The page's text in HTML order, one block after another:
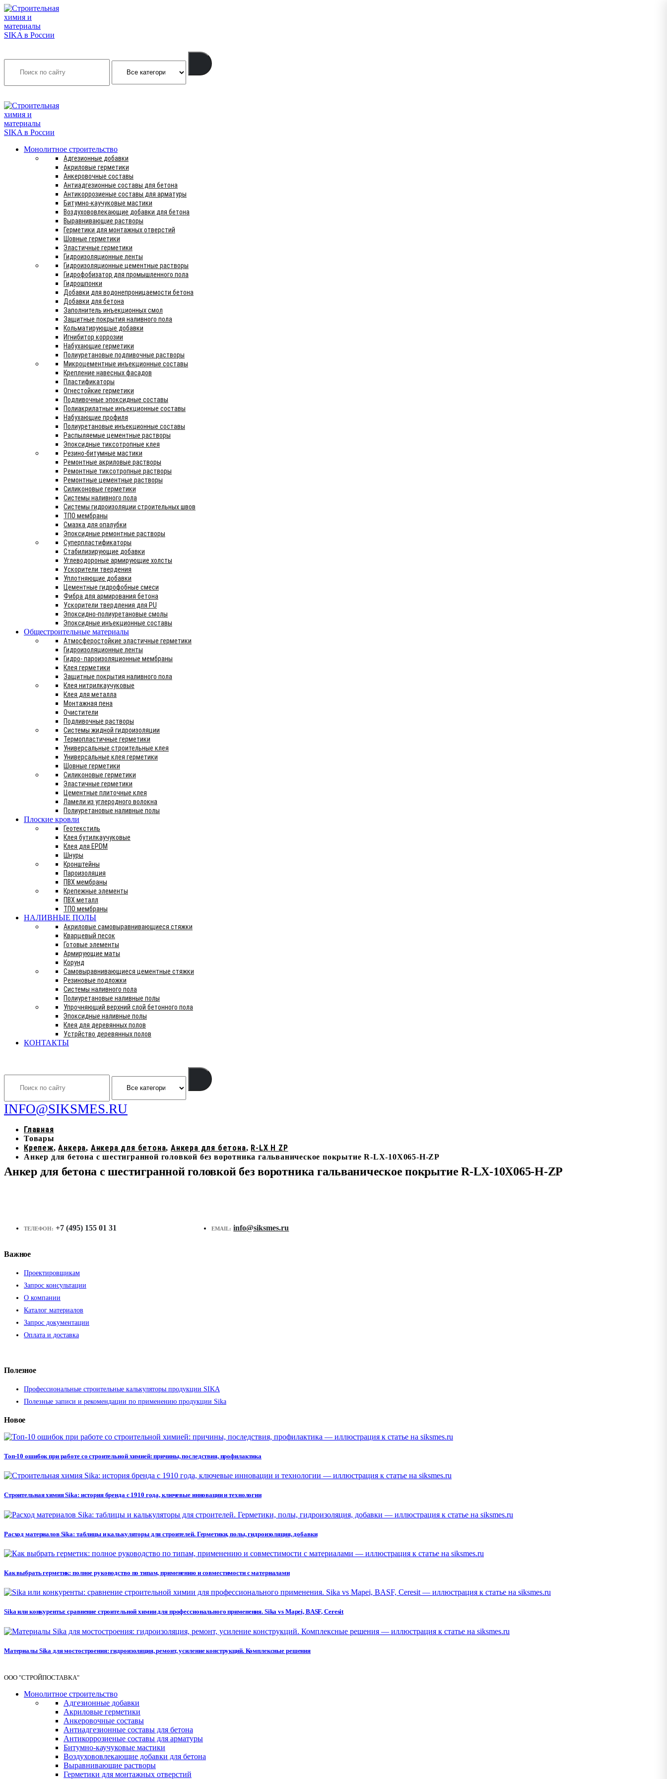
Монолитное строительство
Адгезионные добавки
Акриловые герметики
Анкеровочные составы
Антиадгезионные составы для бетона
Антикоррозиеные составы для арматуры
Битумно-каучуковые мастики
Воздухововлекающие добавки для бетона
Выравнивающие растворы
Герметики для монтажных отверстий
Шовные герметики
Эластичные герметики
Гидроизоляционные ленты
Гидроизоляционные цементные растворы
Гидрофобизатор для промышленного пола
Гидрошпонки
Добавки для водонепроницаемости бетона
Добавки для бетона
Заполнитель инъекционных смол
Защитные покрытия наливного пола
Кольматирующые добавки
Игнибитор коррозии
Набухающие герметики
Полиуретановые подливочные растворы
Микроцементные инъекционные составы
Крепление навесных фасадов
Пластификаторы
Огнестойкие герметики
Подливочные эпоксидные составы
Полиакрилатные инъекционные составы
Набухающие профиля
Полиуретановые инъекционные составы
Распыляемые цементные растворы
Эпоксидные тиксотропные клея
Резино-битумные мастики
Ремонтные акриловые растворы
Ремонтные тиксотропные растворы
Ремонтные цементные растворы
Силиконовые герметики
Системы наливного пола
Системы гидроизоляции строительных швов
ТПО мембраны
Смазка для опалубки
Эпоксидные ремонтные растворы
Суперпластификаторы
Стабилизирующие добавки
Углеводороные армирующие холсты
Ускорители твердения
Уплотняющие добавки
Цементные гидрофобные смеси
Фибра для армирования бетона
Ускорители твердления для PU
Эпоксидно-полиуретановые смолы
Эпоксидные инъекционные составы
Общестроительные материалы
Атмосферостойкие эластичные герметики
Гидроизоляционные ленты
Гидро- пароизоляционные мембраны
Клея герметики
Защитные покрытия наливного пола
Клея нитрилкаучуковые
Клея для металла
Монтажная пена
Очистители
Подливочные растворы
Системы жидной гидроизоляции
Термопластичные герметики
Универсальные строительные клея
Универсальные клея герметики
Шовные герметики
Силиконовые герметики
Эластичные герметики
Цементные плиточные клея
Ламели из углеродного волокна
Полиуретановые наливные полы
Плоские кровли
Геотекстиль
Клея бутилкаучуковые
Клея для EPDM
Шнуры
Кронштейны
Пароизоляция
ПВХ мембраны
Крепежные элементы
ПВХ металл
ТПО мембраны
НАЛИВНЫЕ ПОЛЫ
Акриловые самовыравнивающиеся стяжки
Кварцевый песок
Готовые элементы
Армирующие маты
Корунд
Самовыравнивающиеся цементные стяжки
Резиновые подложки
Системы наливного пола
Полиуретановые наливные полы
Упрочняющий верхний слой бетонного пола
Эпоксидные наливные полы
Клея для деревянных полов
Устрйство деревянных полов
КОНТАКТЫ
INFO@SIKSMES.RU
Главная
Товары
Крепеж,Анкера, Анкера для бетона,Анкера для бетона, R-LX H ZP
Анкер для бетона с шестигранной головкой без воротника гальваническое покрытие R-LX-10X065-H-ZP
Анкер для бетона с шестигранной головкой без воротника гальваническое покрытие R-LX-10X065-H-ZP
ТЕЛЕФОН: +7 (495) 155 01 31 EMAIL: info@siksmes.ru
Важное
Проектировщикам
Запрос консультации
О компании
Каталог материалов
Запрос документации
Оплата и доставка
Полезное
Профессиональные строительные калькуляторы продукции SIKA
Полезные записи и рекомендации по применению продукции Sika
Новое
Топ-10 ошибок при работе со строительной химией: причины, последствия, профилактика
Строительная химия Sika: история бренда с 1910 года, ключевые инновации и технологии
Расход материалов Sika: таблицы и калькуляторы для строителей. Герметики, полы, гидроизоляция, добавки
Как выбрать герметик: полное руководство по типам, применению и совместимости с материалами
Sika или конкуренты: сравнение строительной химии для профессионального применения. Sika vs Mapei, BASF, Ceresit
Материалы Sika для мостостроения: гидроизоляция, ремонт, усиление конструкций. Комплексные решения
ООО "СТРОЙПОСТАВКА"
Монолитное строительство
Адгезионные добавки
Акриловые герметики
Анкеровочные составы
Антиадгезионные составы для бетона
Антикоррозиеные составы для арматуры
Битумно-каучуковые мастики
Воздухововлекающие добавки для бетона
Выравнивающие растворы
Герметики для монтажных отверстий